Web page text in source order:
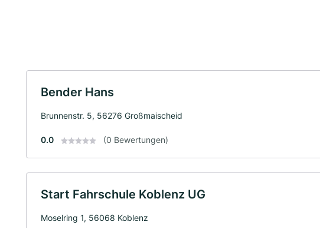
Bender Hans
Brunnenstr. 5, 56276 Großmaischeid
0.0 (0 Bewertungen)
Start Fahrschule Koblenz UG
Moselring 1, 56068 Koblenz